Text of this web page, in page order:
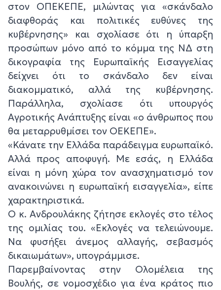
στον ΟΠΕΚΕΠΕ, μιλώντας για «σκάνδαλο
διαφθοράς και πολιτικές ευθύνες της
κυβέρνησης» και σχολίασε ότι η ύπαρξη
προσώπων μόνο από το κόμμα της ΝΔ στη
δικογραφία της Ευρωπαϊκής Εισαγγελίας
δείχνει ότι το σκάνδαλο δεν είναι
διακομματικό, αλλά της κυβέρνησης.
Παράλληλα, σχολίασε ότι υπουργός
Αγροτικής Ανάπτυξης είναι «ο άνθρωπος που
θα μεταρρυθμίσει τον ΟΕΚΕΠΕ».
«Κάνατε την Ελλάδα παράδειγμα ευρωπαϊκό.
Αλλά προς αποφυγή. Με εσάς, η Ελλάδα
είναι η μόνη χώρα τον ανασχηματισμό τον
ανακοινώνει η ευρωπαϊκή εισαγγελία», είπε
χαρακτηριστικά.
Ο κ. Ανδρουλάκης ζήτησε εκλογές στο τέλος
της ομιλίας του. «Εκλογές να τελειώνουμε.
Να φυσήξει άνεμος αλλαγής, σεβασμός
δικαιωμάτων», υπογράμμισε.
Παρεμβαίνοντας στην Ολομέλεια της
Βουλής, σε νομοσχέδιο για ένα κράτος πιο